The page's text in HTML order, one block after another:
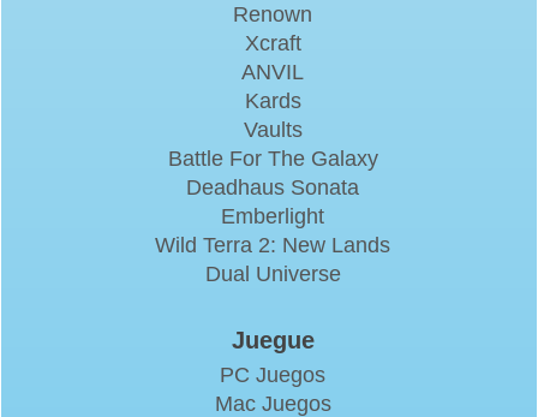
Renown
Xcraft
ANVIL
Kards
Vaults
Battle For The Galaxy
Deadhaus Sonata
Emberlight
Wild Terra 2: New Lands
Dual Universe
Juegue
PC Juegos
Mac Juegos